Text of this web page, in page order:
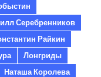
Серебренников
Райкин
Лонгриды
Наташа Королева